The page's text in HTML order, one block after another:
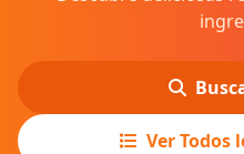
Ver Todos